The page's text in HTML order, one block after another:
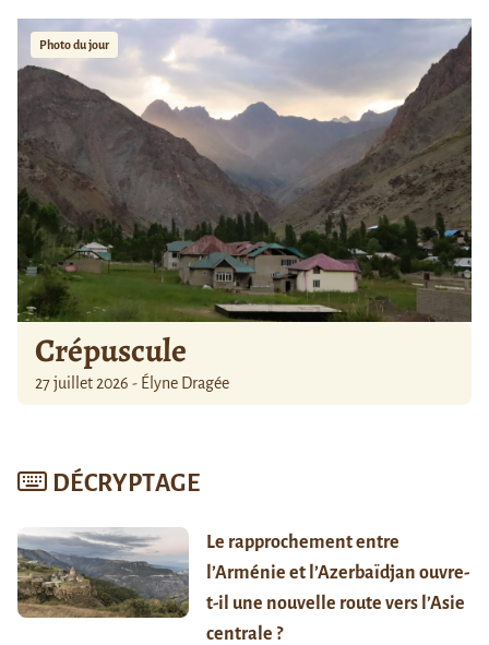
Photo du jour
Crépuscule
27 juillet 2026 - Élyne Dragée
DÉCRYPTAGE
Le rapprochement entre
l’Arménie et l’Azerbaïdjan ouvre-
t-il une nouvelle route vers l’Asie
centrale ?